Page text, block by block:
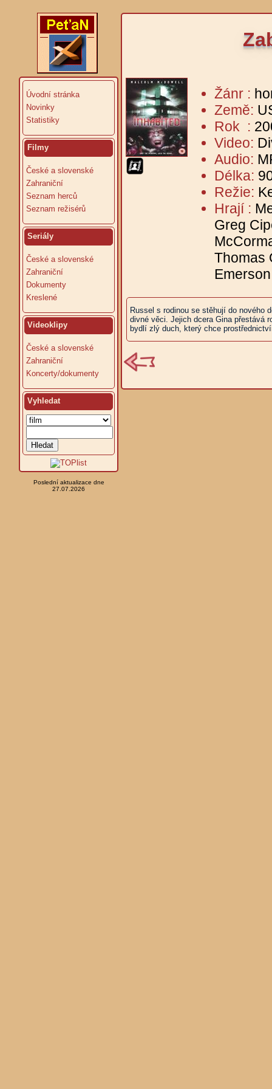
Úvodní stránka
Novinky
Statistiky
Filmy
České a slovenské
Zahraniční
Seznam herců
Seznam režisérů
Seriály
České a slovenské
Zahraniční
Dokumenty
Kreslené
Videoklipy
České a slovenské
Zahraniční
Koncerty/dokumenty
Vyhledat
Poslední aktualizace dne
27.07.2026
Žánr :
Země:
Rok :
Video:
Audio:
Délka:
Režie:
Hrají :
Greg
Thomas
Russel s rodinou se stěhují do
divné věci. Jejich dcera Gina přestává
bydlí zlý duch, který chce